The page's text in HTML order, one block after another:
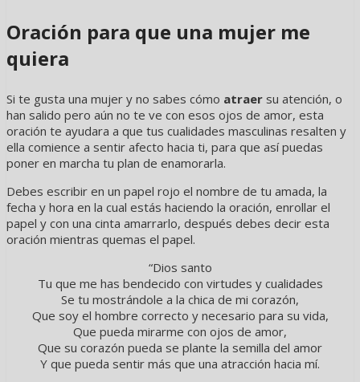
Oración para que una mujer me
quiera
Si te gusta una mujer y no sabes cómo atraer su atención, o
han salido pero aún no te ve con esos ojos de amor, esta
oración te ayudara a que tus cualidades masculinas resalten y
ella comience a sentir afecto hacia ti, para que así puedas
poner en marcha tu plan de enamorarla.
Debes escribir en un papel rojo el nombre de tu amada, la
fecha y hora en la cual estás haciendo la oración, enrollar el
papel y con una cinta amarrarlo, después debes decir esta
oración mientras quemas el papel.
“Dios santo
Tu que me has bendecido con virtudes y cualidades
Se tu mostrándole a la chica de mi corazón,
Que soy el hombre correcto y necesario para su vida,
Que pueda mirarme con ojos de amor,
Que su corazón pueda se plante la semilla del amor
Y que pueda sentir más que una atracción hacia mí.